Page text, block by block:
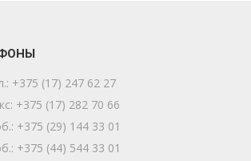
+375 (17) 247 62 27
+375 (17) 282 70 66
+375 (29) 144 33 01
+375 (44) 544 33 01